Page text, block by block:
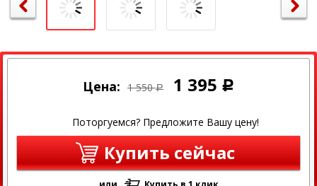
Цена: 1 550 Р 1 395 Р
Поторгуемся? Предложите Вашу цену!
Купить сейчас